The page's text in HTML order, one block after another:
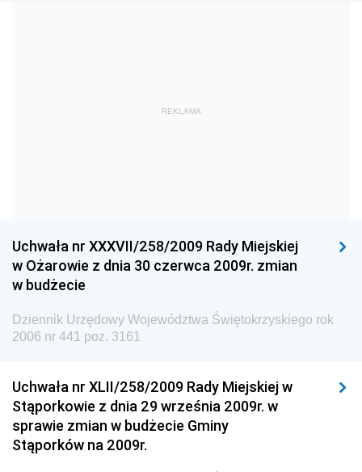
Dziennik Urzędowy Ministra Kultury i Dziedzictwa
Dziennik Urzędowy Ministra Pracy i Polityki
Społecznej
Dziennik Urzędowy Urzędu Lotnictwa Cywilnego
Dziennik Urzędowy Ministerstwa Hutnictwa i
Przemysłu Maszynowego
Dziennik Urzędowy Ministerstwa Zdrowia i Opieki
Społecznej
REKLAMA
Uchwała nr XXXVII/258/2009 Rady Miejskiej
w Ożarowie z dnia 30 czerwca 2009r. zmian
w budżecie
Dziennik Urzędowy Województwa Świętokrzyskiego rok
2006 nr 441 poz. 3161
Uchwała nr XLII/258/2009 Rady Miejskiej w
Stąporkowie z dnia 29 września 2009r. w
sprawie zmian w budżecie Gminy
Stąporków na 2009r.